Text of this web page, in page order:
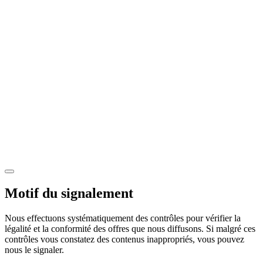
Motif du signalement
Nous effectuons systématiquement des contrôles pour vérifier la
légalité et la conformité des offres que nous diffusons. Si malgré ces
contrôles vous constatez des contenus inappropriés, vous pouvez
nous le signaler.